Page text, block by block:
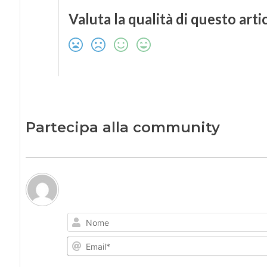
Valuta la qualità di questo
Partecipa alla community